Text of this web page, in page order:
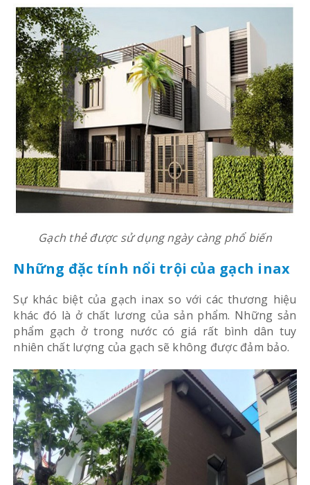
Gạch thẻ được sử dụng ngày càng phổ biến
Những đặc tính nổi trội của gạch inax
Sự khác biệt của gạch inax so với các thương hiệu
khác đó là ở chất lương của sản phẩm. Những sản
phẩm gạch ở trong nước có giá rất bình dân tuy
nhiên chất lượng của gạch sẽ không được đảm bảo.